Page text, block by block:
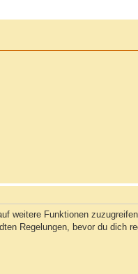
weitere Funktionen
Regelungen, bevor du dich